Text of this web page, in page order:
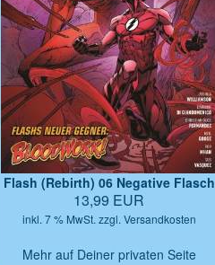
Flash (Rebirth) 06 Negative Flasch
13,99 EUR
inkl. 7 % MwSt. zzgl.Versandkosten
Mehr auf Deiner privaten Seite